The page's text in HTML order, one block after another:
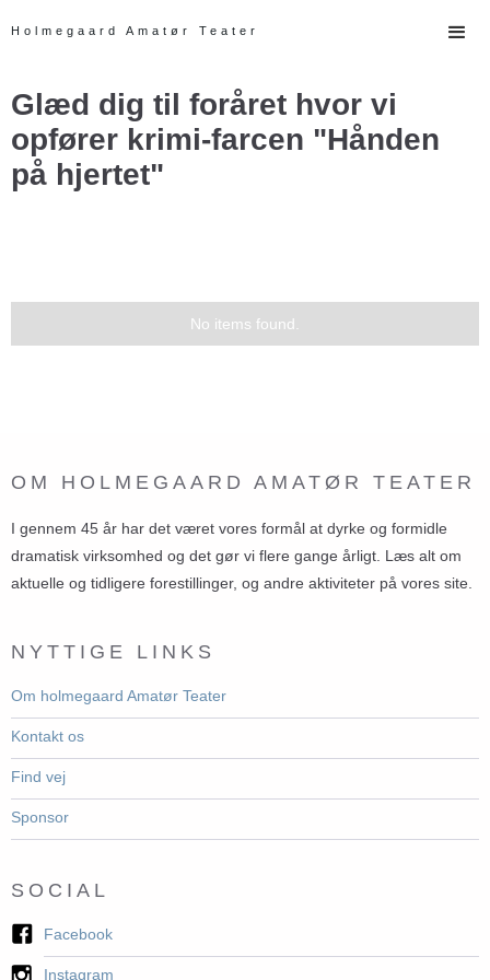
Holmegaard Amatør Teater
Glæd dig til foråret hvor vi
opfører krimi-farcen "Hånden
på hjertet"
No items found.
OM HOLMEGAARD AMATØR TEATER
I gennem 45 år har det været vores formål at dyrke og formidle
dramatisk virksomhed og det gør vi flere gange årligt. Læs alt om
aktuelle og tidligere forestillinger, og andre aktiviteter på vores site.
NYTTIGE LINKS
Om holmegaard Amatør Teater
Kontakt os
Find vej
Sponsor
SOCIAL
Facebook
Instagram